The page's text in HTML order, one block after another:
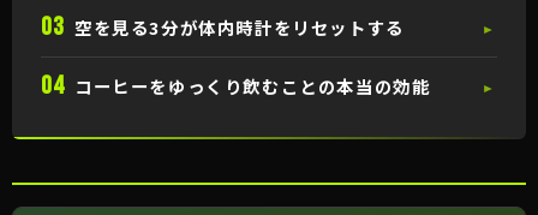
03 空を見る3分が体内時計をリセットする ►
04 コーヒーをゆっくり飲むことの本当の効能 ►